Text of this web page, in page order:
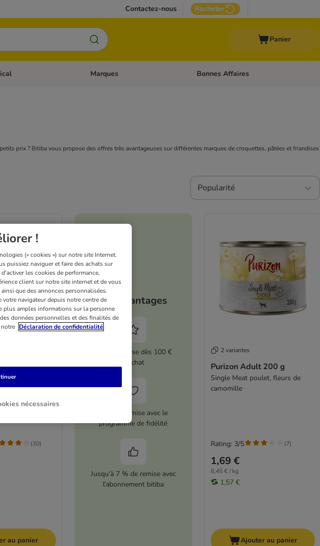
Contactez-nous Racheter
Panier
les catégories: Autres animauxDérouler les catégories: Médical
Marques Dérouler les catégories: Marques
Bonnes Affaires
prix ? Bitiba vous propose des offres très avantageuses sur différentes marques de croquettes, pâtées et friandises
Popularité
x 200 g
(30)
au panier
Vos avantages
5 % de remise dès 100 €
d'achat
12 € de remise avec le
programme de fidélité
Jusqu'à 7 % de remise avec
l'abonnement bitiba
2 variantes
Purizon Adult 200 g
Single Meat poulet, fleurs de
camomille
1,69 €
8,45 € / kg
1,57 €
Rating: 3/5 (7)
Ajouter au panier
!
(« cookies ») sur notre site Internet.
puissiez naviguer et faire des achats sur
les cookies de performance,
client sur notre site internet et de vous
que des annonces personnalisées.
navigateur depuis notre centre de
plus amples informations sur la personne
données personnelles et des finalités de
notre Déclaration de confidentialité
nécessaires